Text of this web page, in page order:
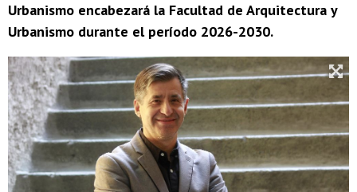
Urbanismo encabezará la Facultad de Arquitectura y
Urbanismo durante el período 2026-2030.